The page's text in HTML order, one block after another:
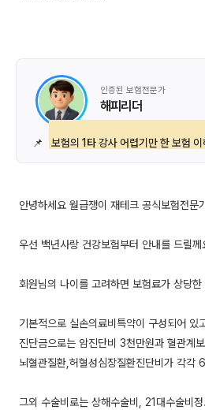
인증된 보험전문가
해피리더
📌 보험의 1타 강사 어렵기만 한 보험
안녕하세요 월급쟁이 재테크 공식보험전문
우선 백년사랑 건강보험부터 안내를 드릴께
회원님의 나이를 고려하면 보험료가 상당한
기본적으로 실손의료비특약이 구성되어 있
진단금으로는 암진단비 3천만원과 혈관계
뇌혈관질환,허혈성심장질환진단비가 각각
그외 수술비로는 상해수술비, 21대수술비